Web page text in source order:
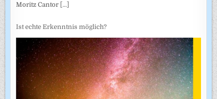
Moritz Cantor [...]
Ist echte Erkenntnis möglich?